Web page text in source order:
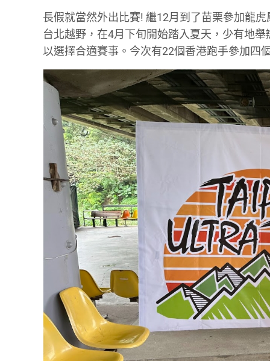
長假就當然外出比賽! 繼12月到了苗栗參加龍虎
台北越野，在4月下旬開始踏入夏天，少有地
以選擇合適賽事。今次有22個香港跑手參加四